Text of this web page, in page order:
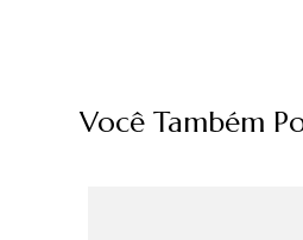
Você Também